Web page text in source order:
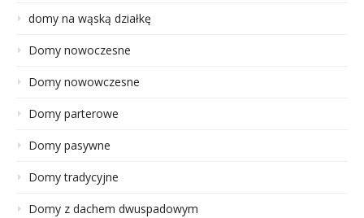
domy na wąską działkę
Domy nowoczesne
Domy nowowczesne
Domy parterowe
Domy pasywne
Domy tradycyjne
Domy z dachem dwuspadowym